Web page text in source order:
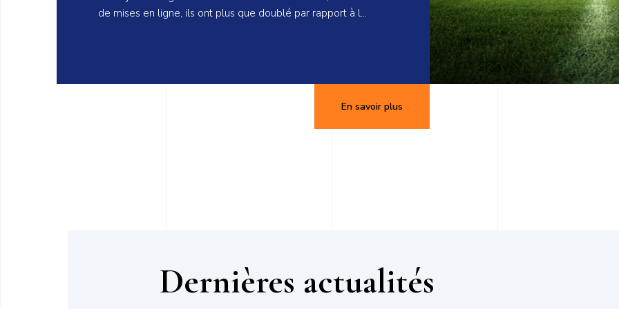
de mises en ligne, ils ont plus que doublé par rapport à l…
En savoir plus
Dernières actualités